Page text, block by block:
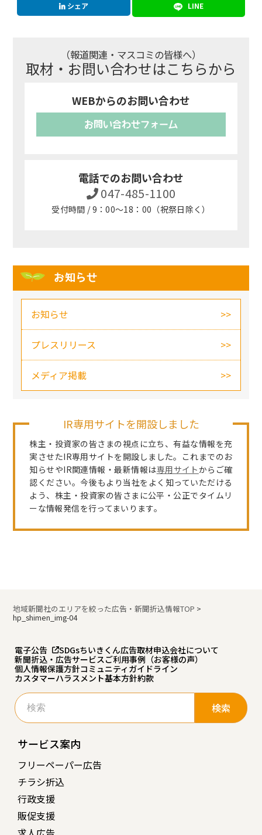
シェア LINE
（報道関連・マスコミの皆様へ）
取材・お問い合わせはこちらから
WEBからのお問い合わせ
お問い合わせフォーム
電話でのお問い合わせ
047-485-1100
受付時間 / 9：00～18：00（祝祭日除く）
お知らせ
お知らせ
プレスリリース
メディア掲載
IR専用サイトを開設しました
株主・投資家の皆さまの視点に立ち、有益な情報を充
実させたIR専用サイトを開設しました。これまでのお
知らせやIR関連情報・最新情報は専用サイトからご確
認ください。今後もより当社をよく知っていただける
よう、株主・投資家の皆さまに公平・公正でタイムリ
ーな情報発信を行ってまいります。
地域新聞社のエリアを絞った広告・新聞折込情報TOP >
hp_shimen_img-04
電子公告 SDGsちいきくん広告取材申込会社について
新聞折込・広告サービスご利用事例（お客様の声）
個人情報保護方針コミュニティガイドライン
カスタマーハラスメント基本方針約款
検
索:
サービス案内
フリーペーパー広告
チラシ折込
行政支援
販促支援